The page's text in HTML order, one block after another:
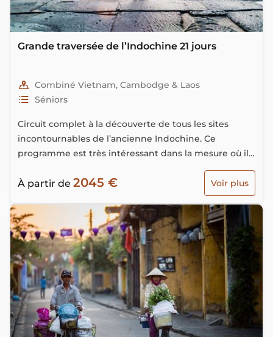
Grande traversée de l’Indochine 21 jours
Combiné Vietnam, Cambodge & Laos
Séniors
Circuit complet à la découverte de tous les sites
incontournables de l’ancienne Indochine. Ce
programme est très intéressant dans la mesure où il
vous permet de combiner les trois pays de
l’Indochine pour n'en faire qu'une seule destination.
À partir de 2045 € Voir plus